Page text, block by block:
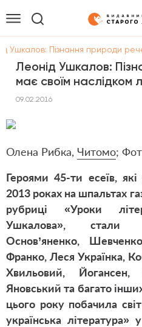
Ушкалов: Пізнання природи
Леонід Ушкалов:
має своїм наслідком
09.02.2016
Олена Рибка, Читомо;
Героями 45-ти есеїв,
2013 роках на шпальтах
рубриці «Уроки
Ушкалова», стали
Основ’яненко,
Франко, Леся Українка,
Хвильовий,
Яновський та багато
цього року побачила
українська література»